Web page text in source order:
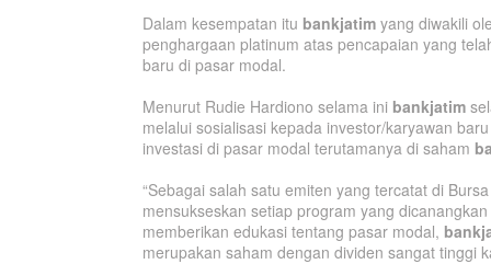
Dalam kesempatan itu bankjatim yang diwakili
penghargaan platinum atas pencapaian yang
baru di pasar modal.
Menurut Rudie Hardiono selama ini bankjatim
melalui sosialisasi kepada investor/karyawan
investasi di pasar modal terutamanya di saham
“Sebagai salah satu emiten yang tercatat di
mensukseskan setiap program yang
memberikan edukasi tentang pasar modal,
merupakan saham dengan dividen sangat tinggi